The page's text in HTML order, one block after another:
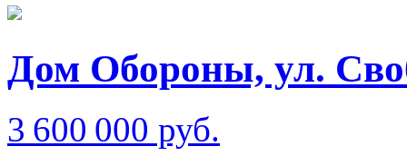
Дом Обороны, ул.
3 600 000 руб.